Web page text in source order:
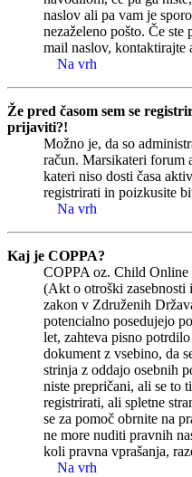
naslov ali pa vam je
nezaželeno pošto. Če
mail naslov, kontaktirajte
Na vrh
Že pred časom sem se
prijaviti?!
Možno je, da so
račun. Marsikateri forum
kateri niso dosti časa
registrirati in poizkusite
Na vrh
Kaj je COPPA?
COPPA oz. Child
(Akt o otroški zasebnosti
zakon v Združenih
potencialno posedujejo
let, zahteva pisno
dokument z vsebino, da
strinja z oddajo osebnih
niste prepričani, ali se to
registrirati, ali spletne
se za pomoč obrnite na
ne more nuditi pravnih
koli pravna vprašanja,
Na vrh